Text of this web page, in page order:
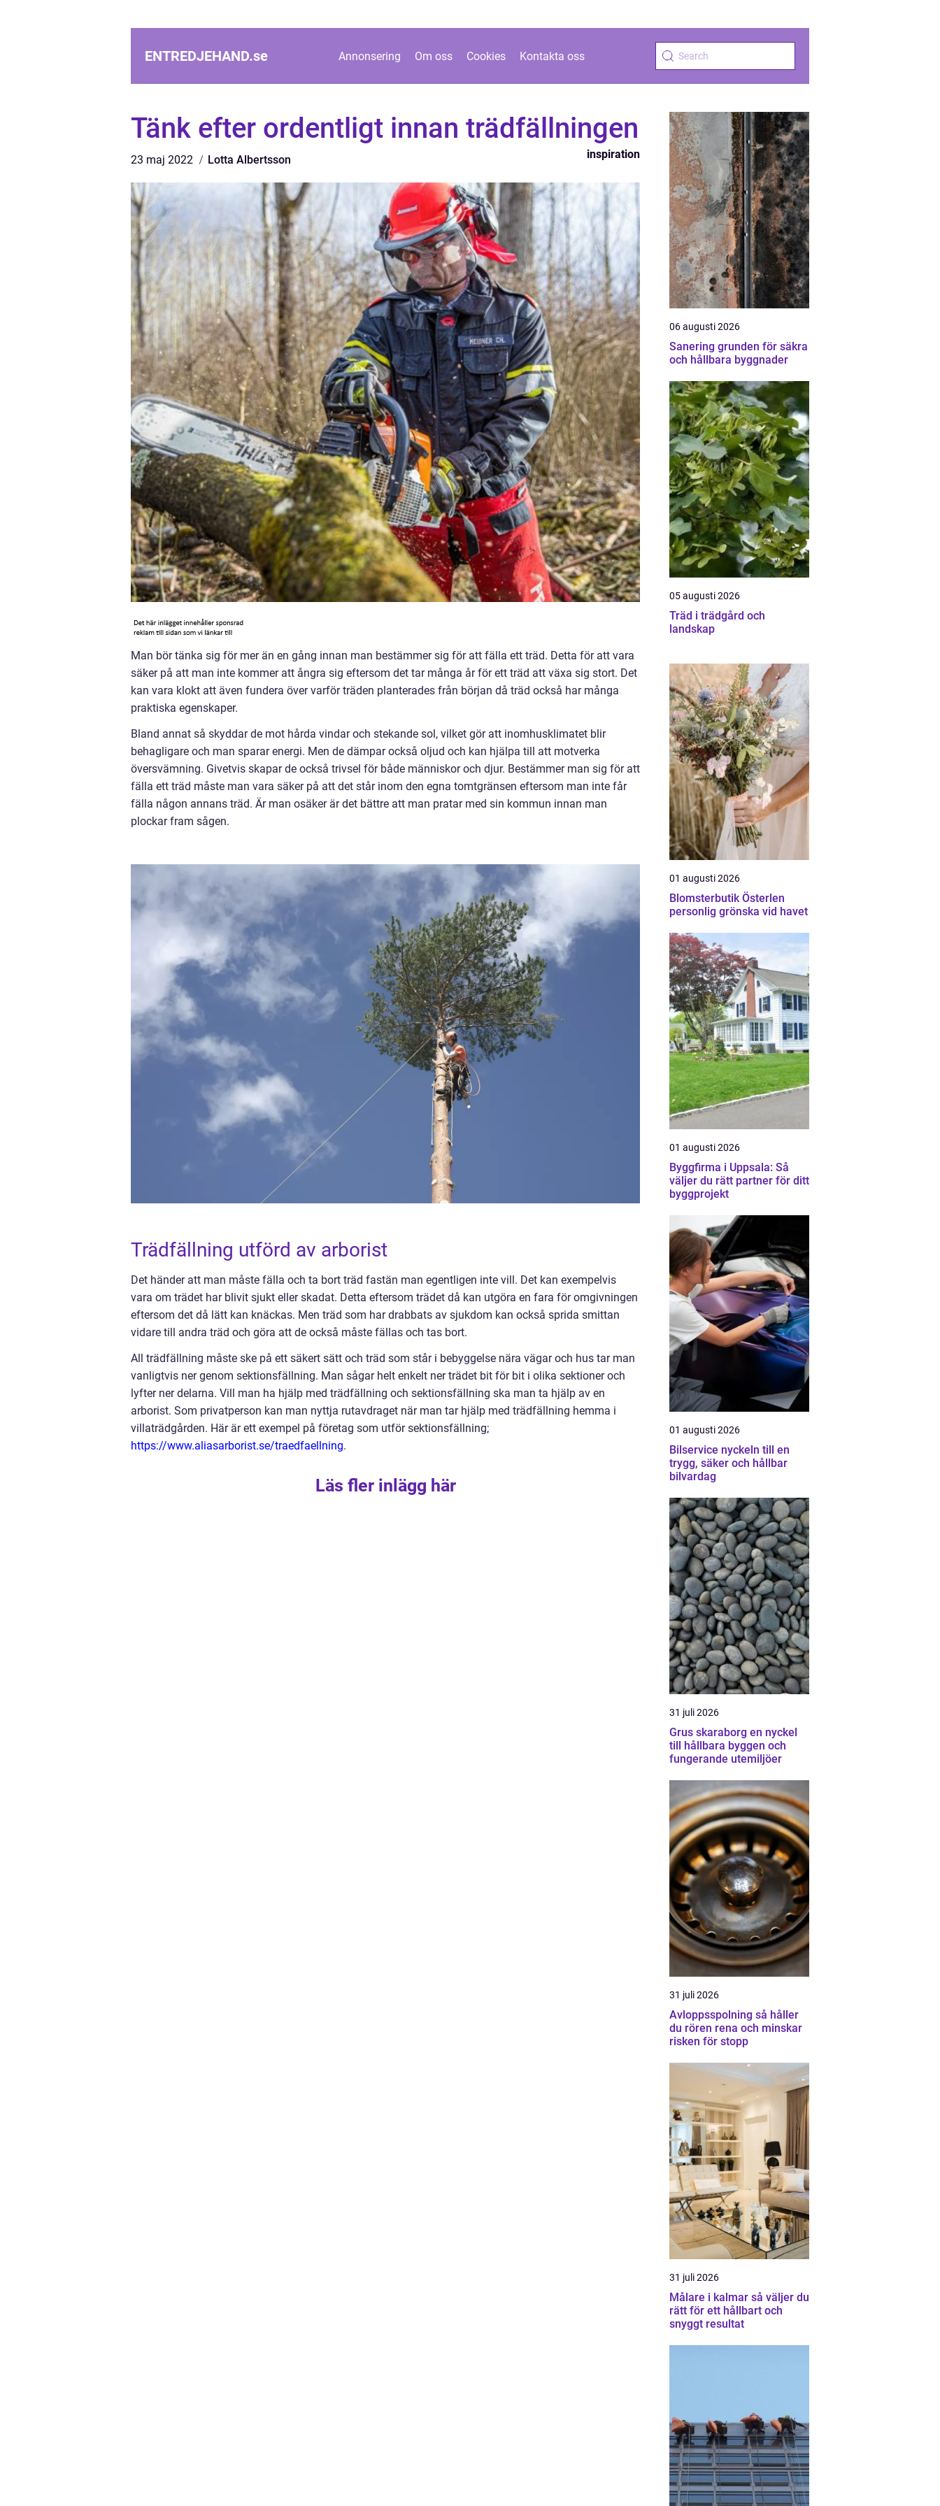
ENTREDJEHAND.se Annonsering Om oss Cookies Kontakta oss
Tänk efter ordentligt innan trädfällningen
23 maj 2022 Lotta Albertsson inspiration
Man bör tänka sig för mer än en gång innan man bestämmer sig för att fälla ett träd. Detta för att vara
säker på att man inte kommer att ångra sig eftersom det tar många år för ett träd att växa sig stort. Det
kan vara klokt att även fundera över varför träden planterades från början då träd också har många
praktiska egenskaper.
Bland annat så skyddar de mot hårda vindar och stekande sol, vilket gör att inomhusklimatet blir
behagligare och man sparar energi. Men de dämpar också oljud och kan hjälpa till att motverka
översvämning. Givetvis skapar de också trivsel för både människor och djur. Bestämmer man sig för att
fälla ett träd måste man vara säker på att det står inom den egna tomtgränsen eftersom man inte får
fälla någon annans träd. Är man osäker är det bättre att man pratar med sin kommun innan man
plockar fram sågen.
Trädfällning utförd av arborist
Det händer att man måste fälla och ta bort träd fastän man egentligen inte vill. Det kan exempelvis
vara om trädet har blivit sjukt eller skadat. Detta eftersom trädet då kan utgöra en fara för omgivningen
eftersom det då lätt kan knäckas. Men träd som har drabbats av sjukdom kan också sprida smittan
vidare till andra träd och göra att de också måste fällas och tas bort.
All trädfällning måste ske på ett säkert sätt och träd som står i bebyggelse nära vägar och hus tar man
vanligtvis ner genom sektionsfällning. Man sågar helt enkelt ner trädet bit för bit i olika sektioner och
lyfter ner delarna. Vill man ha hjälp med trädfällning och sektionsfällning ska man ta hjälp av en
arborist. Som privatperson kan man nyttja rutavdraget när man tar hjälp med trädfällning hemma i
villaträdgården. Här är ett exempel på företag som utför sektionsfällning;
https://www.aliasarborist.se/traedfaellning.
Läs fler inlägg här
06 augusti 2026
Sanering grunden för säkra
och hållbara byggnader
05 augusti 2026
Träd i trädgård och
landskap
01 augusti 2026
Blomsterbutik Österlen
personlig grönska vid havet
01 augusti 2026
Byggfirma i Uppsala: Så
väljer du rätt partner för ditt
byggprojekt
01 augusti 2026
Bilservice nyckeln till en
trygg, säker och hållbar
bilvardag
31 juli 2026
Grus skaraborg en nyckel
till hållbara byggen och
fungerande utemiljöer
31 juli 2026
Avloppsspolning så håller
du rören rena och minskar
risken för stopp
31 juli 2026
Målare i kalmar så väljer du
rätt för ett hållbart och
snyggt resultat